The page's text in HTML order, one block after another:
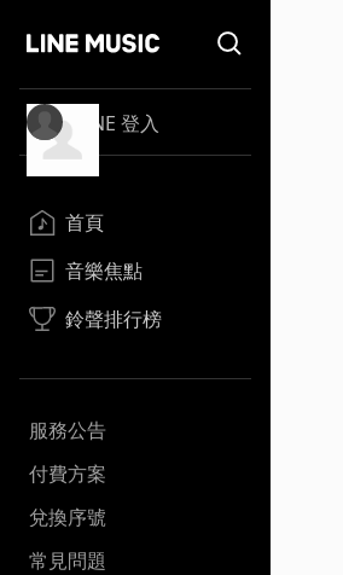
LINE 登入
首頁
音樂焦點
鈴聲排行榜
服務公告
付費方案
兌換序號
常見問題